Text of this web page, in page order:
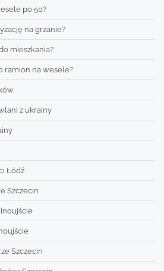
po 50?
na grzanie?
mieszkania?
ramion na wesele?
z ukrainy
Łódź
Szczecin
Szczecin